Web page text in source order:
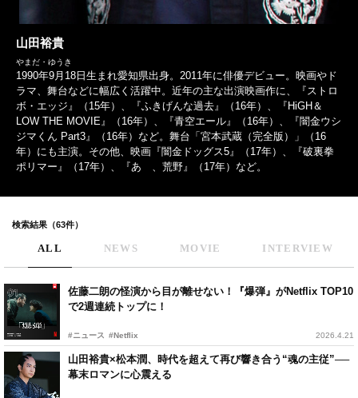
山田裕貴
やまだ・ゆうき
1990年9月18日生まれ愛知県出身。2011年に俳優デビュー。映画やド
ラマ、舞台などに幅広く活躍中。近年の主な出演映画作に、『ストロ
ボ・エッジ』（15年）、『ふきげんな過去』（16年）、『HiGH＆
LOW THE MOVIE』（16年）、『青空エール』（16年）、『闇金ウシ
ジマくん Part3』（16年）など。舞台「宮本武蔵（完全版）」（16
年）にも主演。その他、映画『闇金ドッグス5』（17年）、『破裏拳
ポリマー』（17年）、『あゝ、荒野』（17年）など。
検索結果（63件）
ALL NEWS MOVIE INTERVIEW
佐藤二朗の怪演から目が離せない！『爆弾』がNetflix TOP10
で2週連続トップに！
#ニュース #Netflix 2026.4.21
山田裕貴×松本潤、時代を超えて再び響き合う“魂の主従”──
幕末ロマンに心震える